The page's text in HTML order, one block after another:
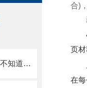
耐高温风琴式防护罩有哪些你不知道的小细节？
合)
页
在